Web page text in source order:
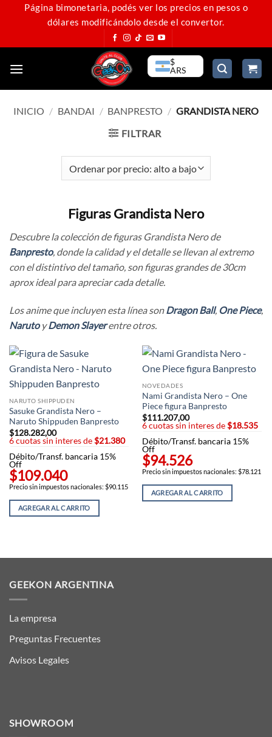
Página bimonetaria, podés ver los precios en pesos o
dólares modificándolo desde el convertor.
$
ARS
INICIO / BANDAI / BANPRESTO / GRANDISTA NERO
FILTRAR
Figuras Grandista Nero
Descubre la colección de figuras Grandista Nero de
Banpresto, donde la calidad y el detalle se llevan al extremo
con el distintivo del tamaño, son figuras grandes de 30cm
aprox ideal para apreciar cada detalle.
Los anime que incluyen esta línea sonDragon Ball, One Piece,
NarutoyDemon Slayerentre otros.
NARUTO SHIPPUDEN
Sasuke Grandista Nero –
Naruto Shippuden Banpresto
$128.282,00
6 cuotas sin interes de$21.380
Débito/Transf. bancaria 15%
Off
$109.040
Precio sin impuestos nacionales: $90.115
AGREGAR AL CARRITO
NOVEDADES
Nami Grandista Nero – One
Piece figura Banpresto
$111.207,00
6 cuotas sin interes de$18.535
Débito/Transf. bancaria 15%
Off
$94.526
Precio sin impuestos nacionales: $78.121
AGREGAR AL CARRITO
GEEKON ARGENTINA
La empresa
Preguntas Frecuentes
Avisos Legales
SHOWROOM